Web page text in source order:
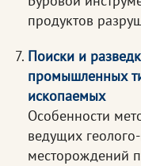
продуктов
Поиски и
промышленных
ископаемых
Особенности
ведущих
месторождений